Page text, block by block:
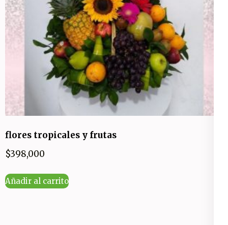
flores tropicales y frutas
$398,000
Añadir al carrito